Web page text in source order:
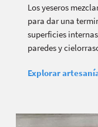
Los yeseros
para dar una
superficies
paredes y
Explorar